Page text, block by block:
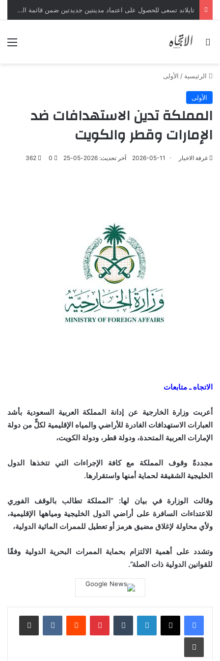
تايلاند تسعى للحصول على اعتماد مدينتين جديدتين ضمن قائمة الفنون الإبداعية لليونسكو
بحث عن
الرئيسية / الأولى
الأولى
المملكة تدين الاستهدافات ضد
الإمارات وقطر والكويت
غرفة الاخبار 2026-05-11 آخر تحديث: 2026-05-25 0
362
الاتجاه ـ متابعات
أعربت وزارة الخارجية عن إدانة المملكة العربية السعودية بأشد
العبارات الاستهدافات الغادرة للأراضي والمياه الإقليمية لكلٍّ من دولة
الإمارات العربية المتحدة، ودولة قطر، ودولة الكويت،
مجددةً وقوف المملكة مع كافة الإجراءات التي تتخذها الدول
الخليجية الشقيقة لحماية أمنها واستقرارها.
وقالت الوزارة في بيان لها: “المملكة تطالب بالوقف الفوري
للاعتداءات السافرة على أراضي الدول الخليجية ومياهها الإقليمية،
ولأي محاولة لإغلاق مضيق هرمز أو تعطيل للممرات المائية الدولية،
وتشدد على أهمية الالتزام بحماية الممرات البحرية الدولية وفقًا
للقوانين الدولية ذات الصلة”.
لينكدإن بينتيريست مشاركة عبر البريد
طباعة